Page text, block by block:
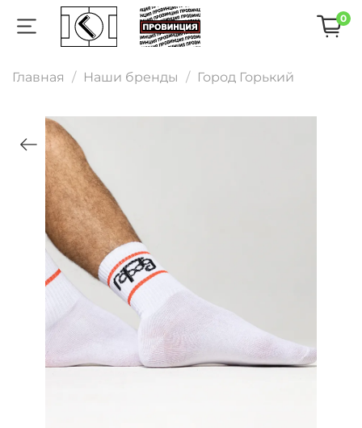
0
Главная Наши бренды Город Горький